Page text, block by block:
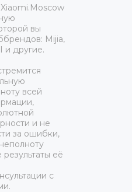
вы
Mijia,
и другие.
всей
и не
за ошибки,
её
с